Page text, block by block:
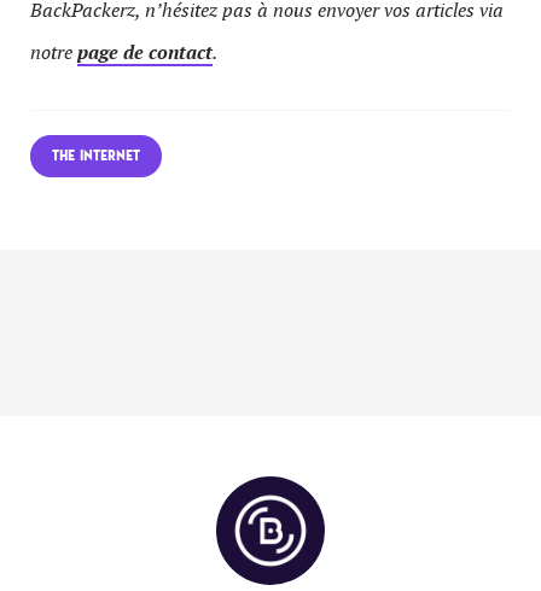
BackPackerz, n’hésitez pas à nous envoyer vos articles via
notrepage de contact.
THE INTERNET